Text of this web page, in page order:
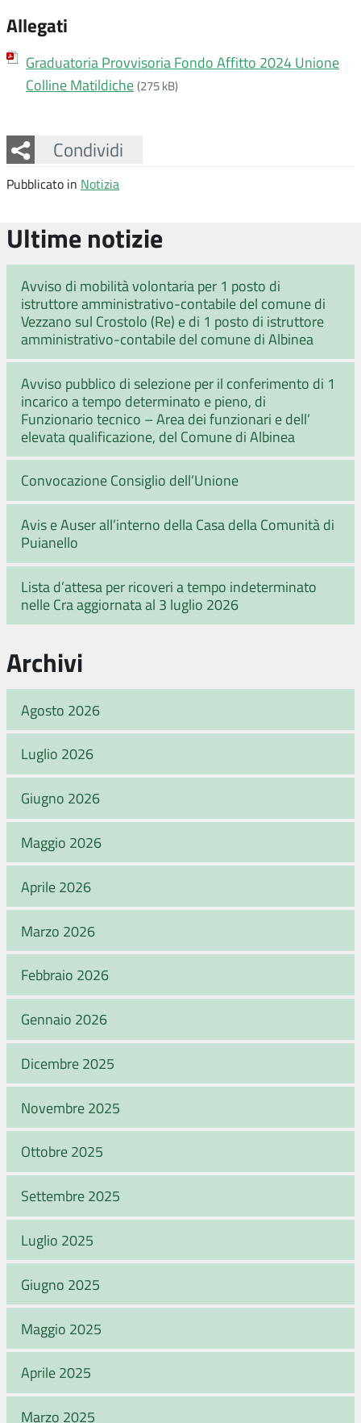
Allegati
Graduatoria Provvisoria Fondo Affitto 2024 Unione
Colline Matildiche(275 kB)
Condividi
Facebook
Twitter
Whatsapp
Pubblicato in Notizia
Ultime notizie
Avviso di mobilità volontaria per 1 posto di
istruttore amministrativo-contabile del comune di
Vezzano sul Crostolo (Re) e di 1 posto di istruttore
amministrativo-contabile del comune di Albinea
Avviso pubblico di selezione per il conferimento di 1
incarico a tempo determinato e pieno, di
Funzionario tecnico – Area dei funzionari e dell’
elevata qualificazione, del Comune di Albinea
Convocazione Consiglio dell’Unione
Avis e Auser all’interno della Casa della Comunità di
Puianello
Lista d’attesa per ricoveri a tempo indeterminato
nelle Cra aggiornata al 3 luglio 2026
Archivi
Agosto 2026
Luglio 2026
Giugno 2026
Maggio 2026
Aprile 2026
Marzo 2026
Febbraio 2026
Gennaio 2026
Dicembre 2025
Novembre 2025
Ottobre 2025
Settembre 2025
Luglio 2025
Giugno 2025
Maggio 2025
Aprile 2025
Marzo 2025